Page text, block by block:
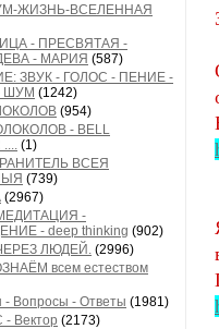
ЖИЗНЬ-ВСЕЛЕННАЯ
- ПРЕСВЯТАЯ -
- МАРИЯ (587)
ЗВУК - ГОЛОС - ПЕНИЕ -
ШУМ (1242)
(954)
- BELL
.... (1)
ВСЕЯ
(739)
(2967)
-
- deep thinking (902)
ЛЮДЕЙ. (2996)
всем естеством
- Вопросы - Ответы (1981)
Вектор (2173)